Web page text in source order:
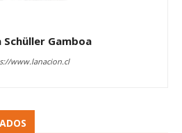
Schüller Gamboa
www.lanacion.cl